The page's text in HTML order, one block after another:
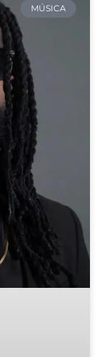
MÚSICA